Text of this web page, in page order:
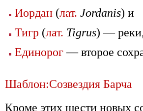
Иордан (лат. Jordanis) и
Тигр (лат. Tigrus) —
Единорог— второе
Шаблон:Созвездия Барча
Кроме этих шести новых